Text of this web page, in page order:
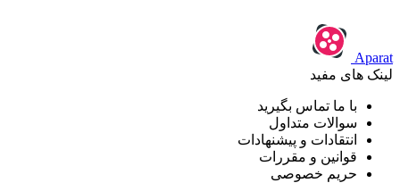
Aparat
لینک های مفید
با ما تماس بگیرید
سوالات متداول
انتقادات و پیشنهادات
قوانین و مقررات
حریم خصوصی